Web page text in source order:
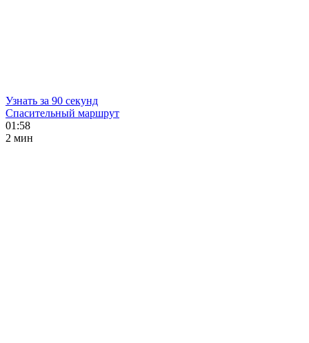
Узнать за 90 секунд
Спасительный маршрут
01:58
2 мин